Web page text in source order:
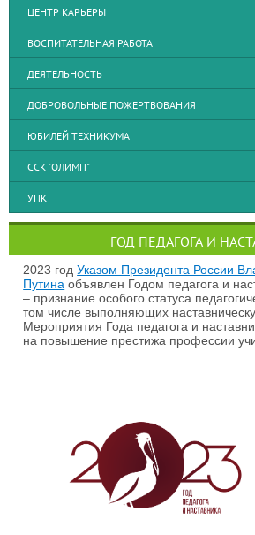
ЦЕНТР КАРЬЕРЫ
ВОСПИТАТЕЛЬНАЯ РАБОТА
ДЕЯТЕЛЬНОСТЬ
ДОБРОВОЛЬНЫЕ ПОЖЕРТВОВАНИЯ
ЮБИЛЕЙ ТЕХНИКУМА
ССК "ОЛИМП"
УПК
ГОД ПЕДАГОГА И
2023 годУказом Президента России
Путина объявлен Годом педагога и
– признание особого статуса
том числе выполняющих
Мероприятия Года педагога и
на повышение престижа профессии